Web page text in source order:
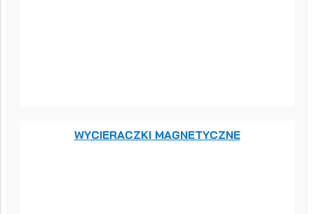
WYCIERACZKI MAGNETYCZNE